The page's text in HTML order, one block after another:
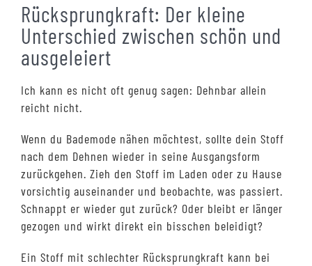
Rücksprungkraft: Der kleine
Unterschied zwischen schön und
ausgeleiert
Ich kann es nicht oft genug sagen: Dehnbar allein
reicht nicht.
Wenn du Bademode nähen möchtest, sollte dein Stoff
nach dem Dehnen wieder in seine Ausgangsform
zurückgehen. Zieh den Stoff im Laden oder zu Hause
vorsichtig auseinander und beobachte, was passiert.
Schnappt er wieder gut zurück? Oder bleibt er länger
gezogen und wirkt direkt ein bisschen beleidigt?
Ein Stoff mit schlechter Rücksprungkraft kann bei